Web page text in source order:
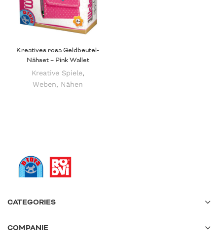
Kreatives rosa Geldbeutel-
Nähset – Pink Wallet
Kreative Spiele,
Weben, Nähen
CATEGORIES
COMPANIE